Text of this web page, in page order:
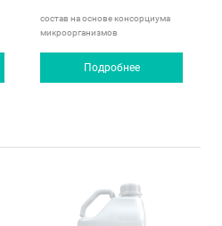
состав на основе консорциума
микроорганизмов
Подробнее